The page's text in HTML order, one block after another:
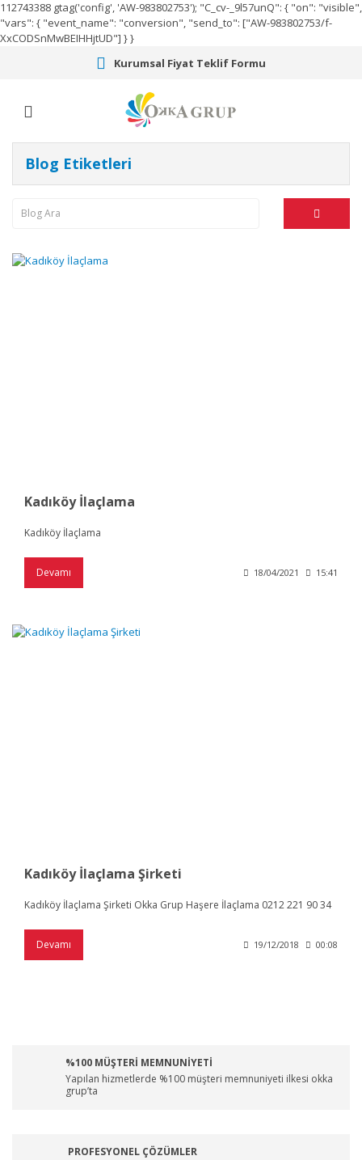
112743388 gtag('config', 'AW-983802753'); "C_cv-_9l57unQ": { "on": "visible",
"vars": { "event_name": "conversion", "send_to": ["AW-983802753/f-
XxCODSnMwBEIHHjtUD"] } }
Kurumsal Fiyat Teklif Formu
Blog Etiketleri
Kadıköy İlaçlama
Kadıköy İlaçlama
Devamı 18/04/2021 15:41
Kadıköy İlaçlama Şirketi
Kadıköy İlaçlama Şirketi Okka Grup Haşere İlaçlama 0212 221 90 34
Devamı 19/12/2018 00:08
%100 MÜŞTERİ MEMNUNİYETİ
Yapılan hizmetlerde %100 müşteri memnuniyeti ilkesi okka
grup’ta
PROFESYONEL ÇÖZÜMLER